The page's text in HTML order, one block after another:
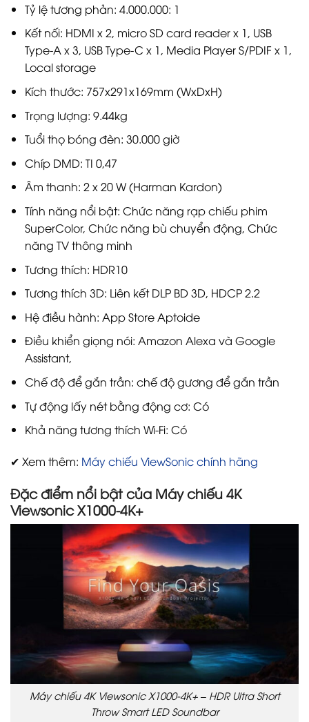
Tỷ lệ tương phản: 4.000.000: 1
Kết nối: HDMI x 2, micro SD card reader x 1, USB
Type-A x 3, USB Type-C x 1, Media Player S/PDIF x 1,
Local storage
Kích thước: 757x291x169mm (WxDxH)
Trọng lượng: 9.44kg
Tuổi thọ bóng đèn: 30.000 giờ
Chíp DMD: TI 0,47
Âm thanh: 2 x 20 W (Harman Kardon)
Tính năng nổi bật: Chức năng rạp chiếu phim
SuperColor, Chức năng bù chuyển động, Chức
năng TV thông minh
Tương thích: HDR10
Tương thích 3D: Liên kết DLP BD 3D, HDCP 2.2
Hệ điều hành: App Store Aptoide
Điều khiển giọng nói: Amazon Alexa và Google
Assistant,
Chế độ để gắn trần: chế độ gương để gắn trần
Tự động lấy nét bằng động cơ: Có
Khả năng tương thích Wi-Fi: Có
✔ Xem thêm: Máy chiếu ViewSonic chính hãng
Đặc điểm nổi bật của Máy chiếu 4K
Viewsonic X1000-4K+
Máy chiếu 4K Viewsonic X1000-4K+ – HDR Ultra Short
Throw Smart LED Soundbar